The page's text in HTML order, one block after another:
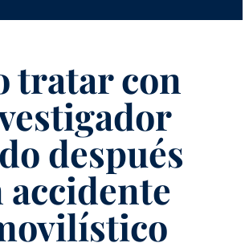
tratar con
después
accidente